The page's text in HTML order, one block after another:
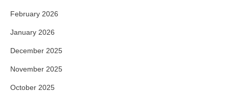
February 2026
January 2026
December 2025
November 2025
October 2025